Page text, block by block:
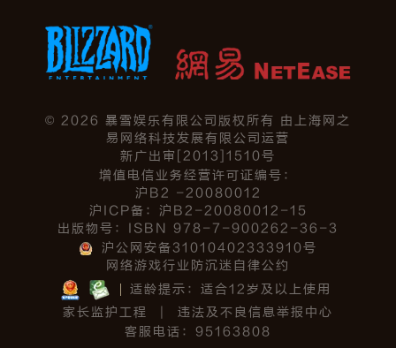
© 2026 暴雪娱乐有限公司版权所有 由上海网之
易网络科技发展有限公司运营
新广出审[2013]1510号
增值电信业务经营许可证编号：
沪B2 -20080012
沪ICP备：沪B2-20080012-15
出版物号：ISBN 978-7-900262-36-3
沪公网安备31010402333910号
网络游戏行业防沉迷自律公约
适龄提示：适合12岁及以上使用
家长监护工程
违法及不良信息举报中心
客服电话：95163808